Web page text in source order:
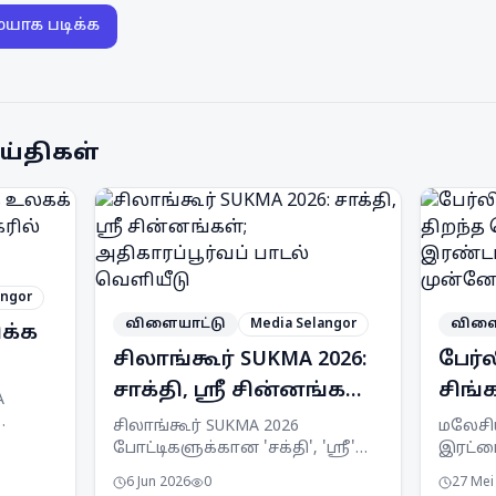
படிக்க
விளையாட்டு Media Selangor
சிலாங்கூர் SUKMA 2026:
சாக்தி, ஸ்ரீ சின்னங்கள்;
அதிகாரப்பூர்வப் பாடல்
வெளியீடு
சிலாங்கூர் SUKMA 2026
போட்டிகளுக்கான 'சக்தி', 'ஸ்ரீ'
6 Jun 2026 0 27 Mei